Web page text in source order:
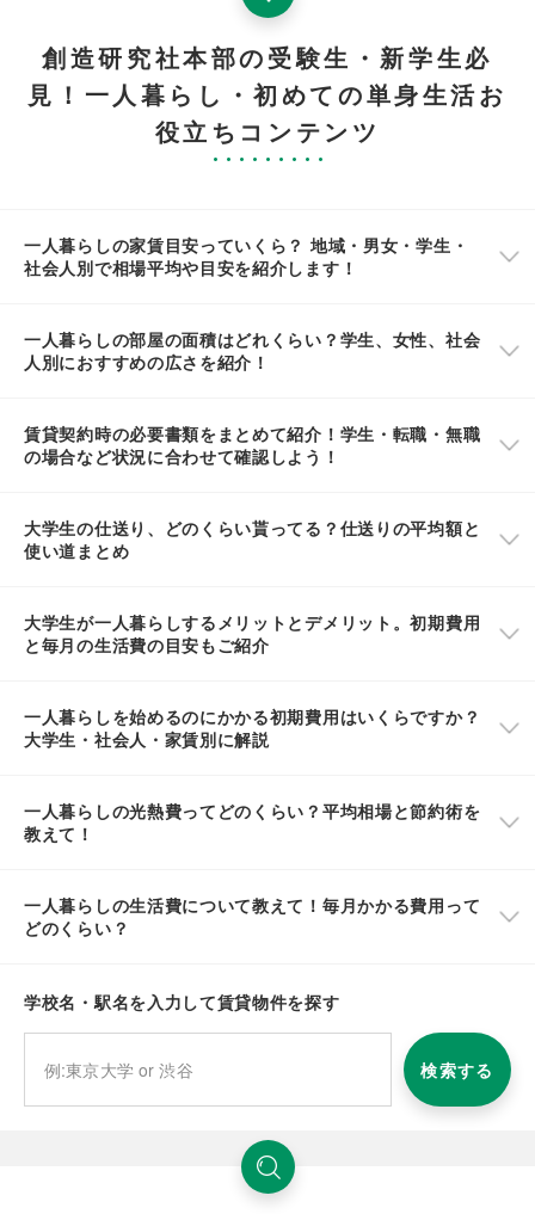
創造研究社本部の受験生・新学生必
見！一人暮らし・初めての単身生活お
役立ちコンテンツ
一人暮らしの家賃目安っていくら？ 地域・男女・学生・
社会人別で相場平均や目安を紹介します！
一人暮らしの部屋の面積はどれくらい？学生、女性、社会
人別におすすめの広さを紹介！
賃貸契約時の必要書類をまとめて紹介！学生・転職・無職
の場合など状況に合わせて確認しよう！
大学生の仕送り、どのくらい貰ってる？仕送りの平均額と
使い道まとめ
大学生が一人暮らしするメリットとデメリット。初期費用
と毎月の生活費の目安もご紹介
一人暮らしを始めるのにかかる初期費用はいくらですか？
大学生・社会人・家賃別に解説
一人暮らしの光熱費ってどのくらい？平均相場と節約術を
教えて！
一人暮らしの生活費について教えて！毎月かかる費用って
どのくらい？
学校名・駅名を入力して賃貸物件を探す
検索する